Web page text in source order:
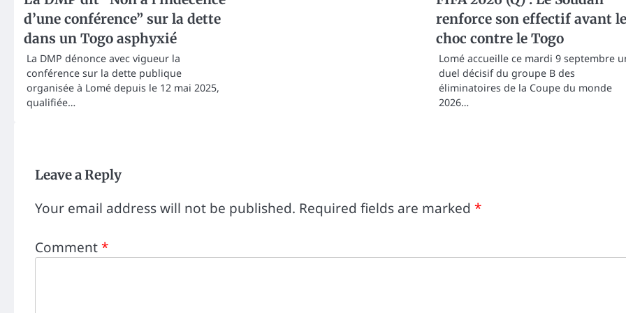
d’une conférence” sur la dette
dans un Togo asphyxié
La DMP dénonce avec vigueur la
conférence sur la dette publique
organisée à Lomé depuis le 12 mai 2025,
qualifiée…
renforce son effectif avant le
choc contre le Togo
Lomé accueille ce mardi 9 septembre
duel décisif du groupe B des
éliminatoires de la Coupe du monde
2026…
Leave a Reply
Your email address will not be published. Required fields are marked *
Comment*